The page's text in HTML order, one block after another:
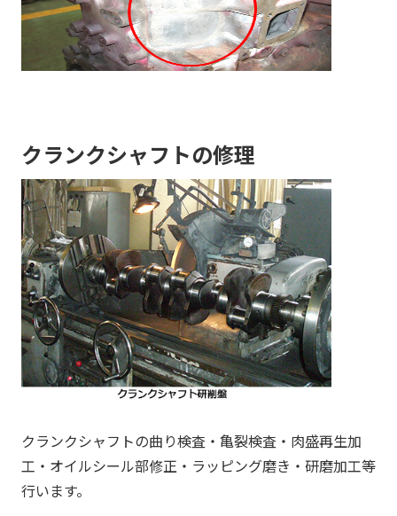
クランクシャフトの修理
クランクシャフトの曲り検査・亀裂検査・肉盛再生加
工・オイルシール部修正・ラッピング磨き・研磨加工等
行います。